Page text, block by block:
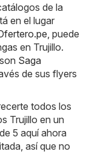
de la
en el lugar
, puede
en Trujillo.
Saga
de sus flyers
todos los
Trujillo en un
5 aquí ahora
así que no